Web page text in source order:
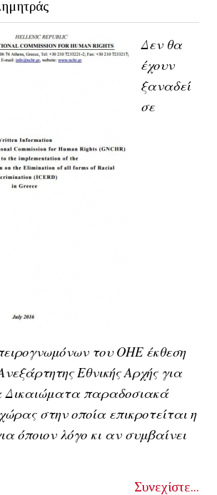
Δεν θα
έχουν
ξαναδεί
σε
του ΟΗΕ έκθεση
Εθνικής Αρχής για
Δικαιώματα παραδοσιακά
στην οποία επικροτείται η
όποιον λόγο κι αν συμβαίνει
Συνεχίστε...